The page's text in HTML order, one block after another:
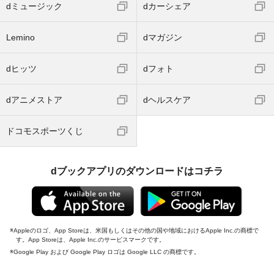
dミュージック dカーシェア
Lemino dマガジン
dヒッツ dフォト
dアニメストア dヘルスケア
ドコモスポーツくじ
dブックアプリのダウンロードはコチラ
Appleのロゴ、App Storeは、米国もしくはその他の国や地域におけるApple Inc.の商標で
す。App Storeは、Apple Inc.のサービスマークです。
Google Play および Google Play ロゴは Google LLC の商標です。